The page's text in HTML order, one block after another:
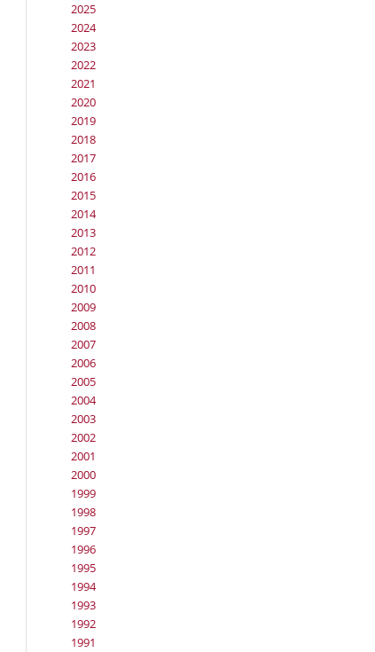
2025
2024
2023
2022
2021
2020
2019
2018
2017
2016
2015
2014
2013
2012
2011
2010
2009
2008
2007
2006
2005
2004
2003
2002
2001
2000
1999
1998
1997
1996
1995
1994
1993
1992
1991